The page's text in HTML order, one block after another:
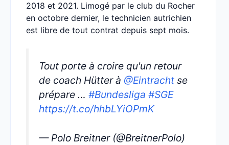
2018 et 2021. Limogé par le club du Rocher
en octobre dernier, le technicien autrichien
est libre de tout contrat depuis sept mois.
Tout porte à croire qu'un retour
de coach Hütter à @Eintracht se
prépare … #Bundesliga #SGE
https://t.co/hhbLYiOPmK
— Polo Breitner (@BreitnerPolo)